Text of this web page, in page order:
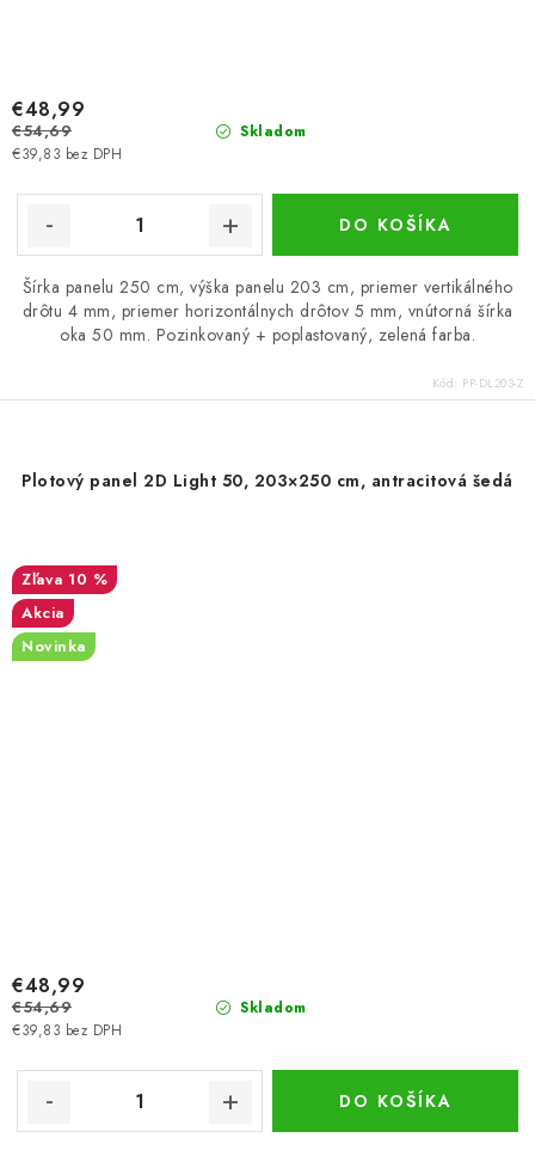
Skladom
€39,83 bez DPH
€48,99
€54,69
DO KOŠÍKA
Šírka panelu 250 cm, výška panelu 203 cm, priemer vertikálného
drôtu 4 mm, priemer horizontálnych drôtov 5 mm, vnútorná šírka
oka 50 mm. Pozinkovaný + poplastovaný, zelená farba.
Kód: PP-DL203-Z
Plotový panel 2D Light 50, 203×250 cm, antracitová šedá
10 %
Akcia
Novinka
Skladom
€39,83 bez DPH
€48,99
€54,69
DO KOŠÍKA